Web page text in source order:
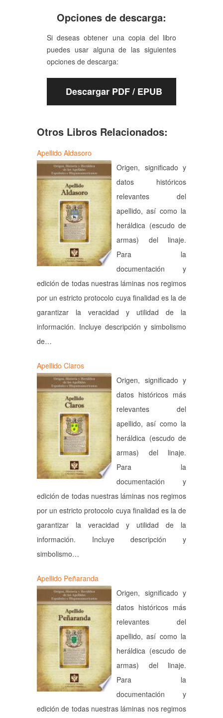
Opciones de descarga:
Si deseas obtener una copia del libro
puedes usar alguna de las siguientes
opciones de descarga:
Descargar PDF / EPUB
Otros Libros Relacionados:
Apellido Aldasoro
Origen, significado y
datos históricos
relevantes del
apellido, así como la
heráldica (escudo de
armas) del linaje.
Para la
documentación y
edición de todas nuestras láminas nos regimos
por un estricto protocolo cuya finalidad es la de
garantizar la veracidad y utilidad de la
información. Incluye descripción y simbolismo
de…
Apellido Claros
Origen, significado y
datos históricos más
relevantes del
apellido, así como la
heráldica (escudo de
armas) del linaje.
Para la
documentación y
edición de todas nuestras láminas nos regimos
por un estricto protocolo cuya finalidad es la de
garantizar la veracidad y utilidad de la
información. Incluye descripción y
simbolismo…
Apellido Peñaranda
Origen, significado y
datos históricos más
relevantes del
apellido, así como la
heráldica (escudo de
armas) del linaje.
Para la
documentación y
edición de todas nuestras láminas nos regimos